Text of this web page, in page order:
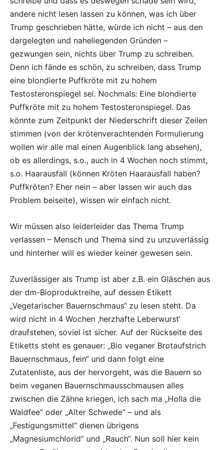
andere nicht lesen lassen zu können, was ich über
Trump geschrieben hätte, würde ich nicht – aus den
dargelegten und naheliegenden Gründen –
gezwungen sein, nichts über Trump zu schreiben.
Denn ich fände es schön, zu schreiben, dass Trump
eine blondierte Puffkröte mit zu hohem
Testosteronspiegel sei. Nochmals: Eine blondierte
Puffkröte mit zu hohem Testosteronspiegel. Das
könnte zum Zeitpunkt der Niederschrift dieser Zeilen
stimmen (von der krötenverachtenden Formulierung
wollen wir alle mal einen Augenblick lang absehen),
ob es allerdings, s.o., auch in 4 Wochen noch stimmt,
s.o. Haarausfall (können Kröten Haarausfall haben?
Puffkröten? Eher nein – aber lassen wir auch das
Problem beiseite), wissen wir einfach nicht.
Wir müssen also leiderleider das Thema Trump
verlassen – Mensch und Thema sind zu unzuverlässig
und hinterher will es wieder keiner gewesen sein.
Zuverlässiger als Trump ist aber z.B. ein Gläschen aus
der dm-Bioproduktreihe, auf dessen Etikett
„Vegetarischer Bauernschmaus“ zu lesen steht. Da
wird nicht in 4 Wochen ‚herzhafte Leberwurst‘
draufstehen, soviel ist sicher. Auf der Rückseite des
Etiketts steht es genauer: „Bio veganer Brotaufstrich
Bauernschmaus, fein“ und dann folgt eine
Zutatenliste, aus der hervorgeht, was die Bauern so
beim veganen Bauernschmausschmausen alles
zwischen die Zähne kriegen, ich sach ma „Holla die
Waldfee“ oder „Alter Schwede“ – und als
„Festigungsmittel“ dienen übrigens
„Magnesiumchlorid“ und „Rauch“. Nun soll hier kein